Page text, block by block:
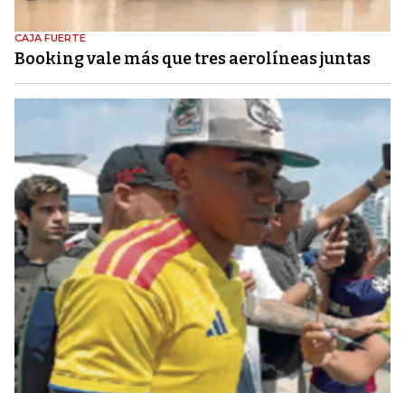
CAJA FUERTE
Booking vale más que tres aerolíneas juntas